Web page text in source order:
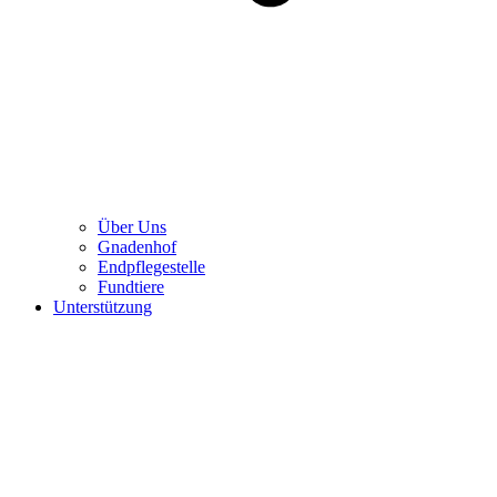
Über Uns
Gnadenhof
Endpflegestelle
Fundtiere
Unterstützung